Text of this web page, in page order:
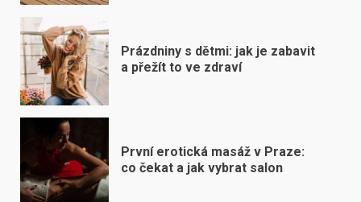
Prázdniny s dětmi: jak je zabavit
a přežít to ve zdraví
První erotická masáž v Praze:
co čekat a jak vybrat salon